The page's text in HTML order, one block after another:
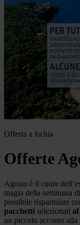
Offerta a Ischia
Offerte
Agosto è il cuore
magia della settimana di
possibile risparmiare
pacchetti selezionati al
un piccolo acconto alla